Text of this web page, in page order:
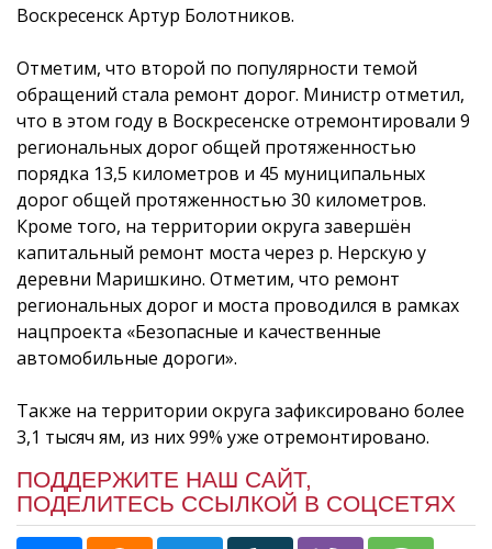
Воскресенск Артур Болотников.
Отметим, что второй по популярности темой
обращений стала ремонт дорог. Министр отметил,
что в этом году в Воскресенске отремонтировали 9
региональных дорог общей протяженностью
порядка 13,5 километров и 45 муниципальных
дорог общей протяженностью 30 километров.
Кроме того, на территории округа завершён
капитальный ремонт моста через р. Нерскую у
деревни Маришкино. Отметим, что ремонт
региональных дорог и моста проводился в рамках
нацпроекта «Безопасные и качественные
автомобильные дороги».
Также на территории округа зафиксировано более
3,1 тысяч ям, из них 99% уже отремонтировано.
ПОДДЕРЖИТЕ НАШ САЙТ,
ПОДЕЛИТЕСЬ ССЫЛКОЙ В СОЦСЕТЯХ